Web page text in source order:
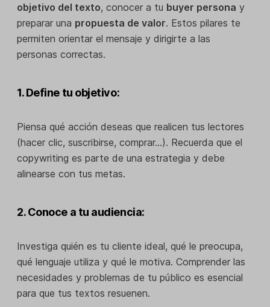
objetivo del texto, conocer a tu buyer persona y
preparar una propuesta de valor. Estos pilares te
permiten orientar el mensaje y dirigirte a las
personas correctas.
1. Define tu objetivo:
Piensa qué acción deseas que realicen tus lectores
(hacer clic, suscribirse, comprar…). Recuerda que el
copywriting es parte de una estrategia y debe
alinearse con tus metas.
2. Conoce a tu audiencia:
Investiga quién es tu cliente ideal, qué le preocupa,
qué lenguaje utiliza y qué le motiva. Comprender las
necesidades y problemas de tu público es esencial
para que tus textos resuenen.